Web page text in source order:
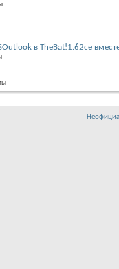
в TheBat!1.62се